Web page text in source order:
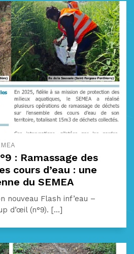
: Ramassage des
cours d’eau : une
du SEMEA
nouveau Flash inf’eau –
d’œil (n°9). [...]